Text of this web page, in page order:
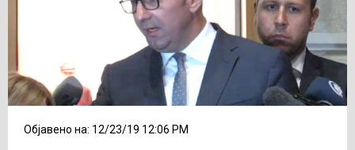
Објавено на: 12/23/19 12:06 PM